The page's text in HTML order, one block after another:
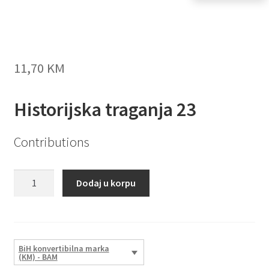
11,70 KM
Historijska traganja 23
Contributions
Dodaj u korpu
BiH konvertibilna marka
(KM) - BAM